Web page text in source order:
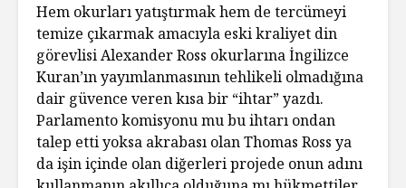
Hem okurları yatıştırmak hem de tercümeyi
temize çıkarmak amacıyla eski kraliyet din
görevlisi Alexander Ross okurlarına İngilizce
Kuran’ın yayımlanmasının tehlikeli olmadığına
dair güvence veren kısa bir “ihtar” yazdı.
Parlamento komisyonu mu bu ihtarı ondan
talep etti yoksa akrabası olan Thomas Ross ya
da işin içinde olan diğerleri projede onun adını